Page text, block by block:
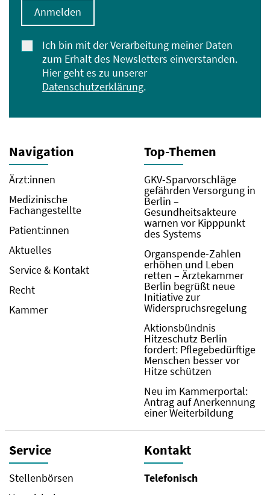
Ich bin mit der Verarbeitung meiner Daten
zum Erhalt des Newsletters einverstanden.
Hier geht es zu unserer
Datenschutzerklärung.
Anmelden
Navigation
Ärzt:innen
Medizinische
Fachangestellte
Patient:innen
Aktuelles
Service & Kontakt
Recht
Kammer
Top-Themen
GKV-Sparvorschläge
gefährden Versorgung in
Berlin –
Gesundheitsakteure
warnen vor Kipppunkt
des Systems
Organspende-Zahlen
erhöhen und Leben
retten – Ärztekammer
Berlin begrüßt neue
Initiative zur
Widerspruchsregelung
Aktionsbündnis
Hitzeschutz Berlin
fordert: Pflegebedürftige
Menschen besser vor
Hitze schützen
Neu im Kammerportal:
Antrag auf Anerkennung
einer Weiterbildung
Service
Stellenbörsen
Kontakt
Telefonisch